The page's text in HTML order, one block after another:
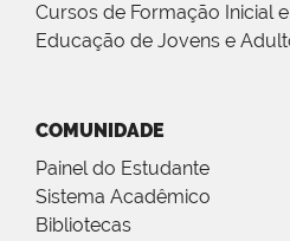
Cursos de Formação Inicial
Educação de Jovens e
COMUNIDADE
Painel do Estudante
Sistema Acadêmico
Bibliotecas